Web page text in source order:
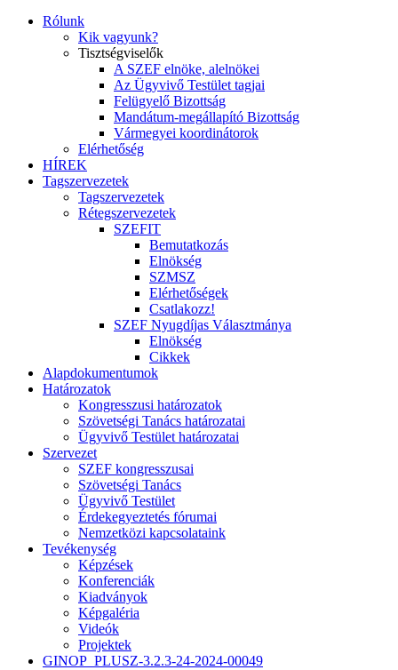
Rólunk
Kik vagyunk?
Tisztségviselők
A SZEF elnöke, alelnökei
Az Ügyvivő Testület tagjai
Felügyelő Bizottság
Mandátum-megállapító Bizottság
Vármegyei koordinátorok
Elérhetőség
HÍREK
Tagszervezetek
Tagszervezetek
Rétegszervezetek
SZEFIT
Bemutatkozás
Elnökség
SZMSZ
Elérhetőségek
Csatlakozz!
SZEF Nyugdíjas Választmánya
Elnökség
Cikkek
Alapdokumentumok
Határozatok
Kongresszusi határozatok
Szövetségi Tanács határozatai
Ügyvivő Testület határozatai
Szervezet
SZEF kongresszusai
Szövetségi Tanács
Ügyvivő Testület
Érdekegyeztetés fórumai
Nemzetközi kapcsolataink
Tevékenység
Képzések
Konferenciák
Kiadványok
Képgaléria
Videók
Projektek
GINOP_PLUSZ-3.2.3-24-2024-00049